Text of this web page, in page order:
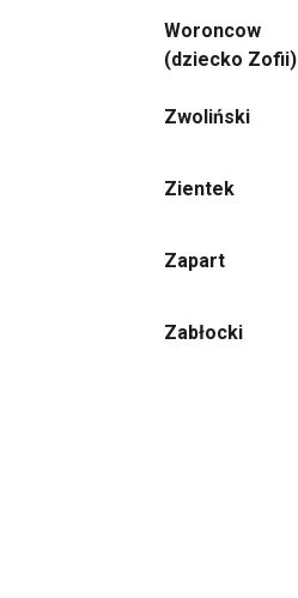
Woroncow
(dziecko Zofii)
Zwoliński
Zientek
Zapart
Zabłocki